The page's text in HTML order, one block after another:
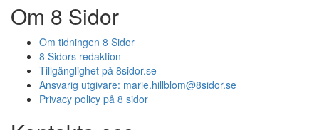
Om 8 Sidor
Om tidningen 8 Sidor
8 Sidors redaktion
Tillgänglighet på 8sidor.se
Ansvarig utgivare: marie.hillblom@8sidor.se
Privacy policy på 8 sidor